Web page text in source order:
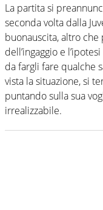
La partita si
seconda volta dalla
buonauscita, altro
dell’ingaggio e l’ipotesi
da fargli fare qualche
vista la situazione, si
puntando sulla sua
irrealizzabile.